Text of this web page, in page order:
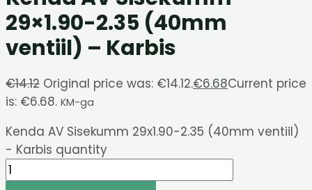
29×1.90-2.35 (40mm
ventiil) – Karbis
€14.12 Original price was: €14.12.€6.68Current price
is: €6.68. KM-ga
Kenda AV Sisekumm 29x1.90-2.35 (40mm ventiil)
- Karbis quantity